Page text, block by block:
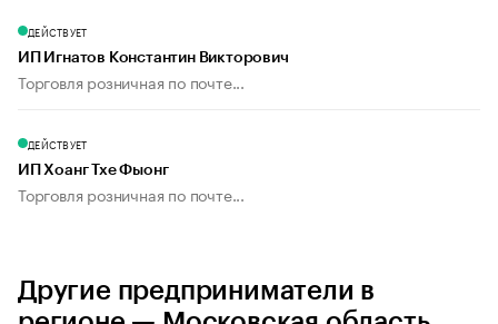
ДЕЙСТВУЕТ
ИП Игнатов Константин Викторович
Торговля розничная по почте...
ДЕЙСТВУЕТ
ИП Хоанг Тхе Фыонг
Торговля розничная по почте...
Другие предприниматели в